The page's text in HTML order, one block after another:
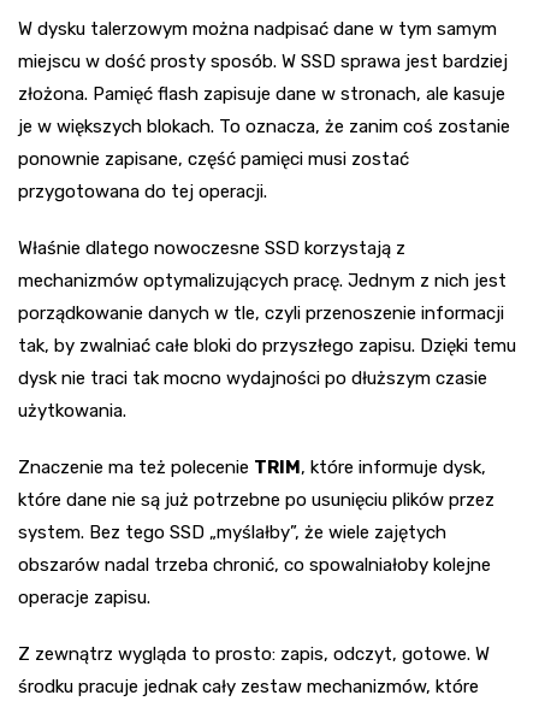
W dysku talerzowym można nadpisać dane w tym samym
miejscu w dość prosty sposób. W SSD sprawa jest bardziej
złożona. Pamięć flash zapisuje dane w stronach, ale kasuje
je w większych blokach. To oznacza, że zanim coś zostanie
ponownie zapisane, część pamięci musi zostać
przygotowana do tej operacji.
Właśnie dlatego nowoczesne SSD korzystają z
mechanizmów optymalizujących pracę. Jednym z nich jest
porządkowanie danych w tle, czyli przenoszenie informacji
tak, by zwalniać całe bloki do przyszłego zapisu. Dzięki temu
dysk nie traci tak mocno wydajności po dłuższym czasie
użytkowania.
Znaczenie ma też polecenie TRIM, które informuje dysk,
które dane nie są już potrzebne po usunięciu plików przez
system. Bez tego SSD „myślałby”, że wiele zajętych
obszarów nadal trzeba chronić, co spowalniałoby kolejne
operacje zapisu.
Z zewnątrz wygląda to prosto: zapis, odczyt, gotowe. W
środku pracuje jednak cały zestaw mechanizmów, które